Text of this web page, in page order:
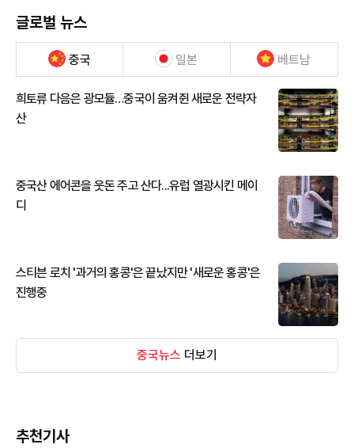
글로벌 뉴스
중국 일본 베트남
희토류 다음은 광모듈…중국이 움켜쥔 새로운 전략자
산
중국산 에어콘을 웃돈 주고 산다...유럽 열광시킨 메이
디
스티븐 로치 '과거의 홍콩'은 끝났지만 '새로운 홍콩'은
진행중
중국뉴스 더보기
추천기사